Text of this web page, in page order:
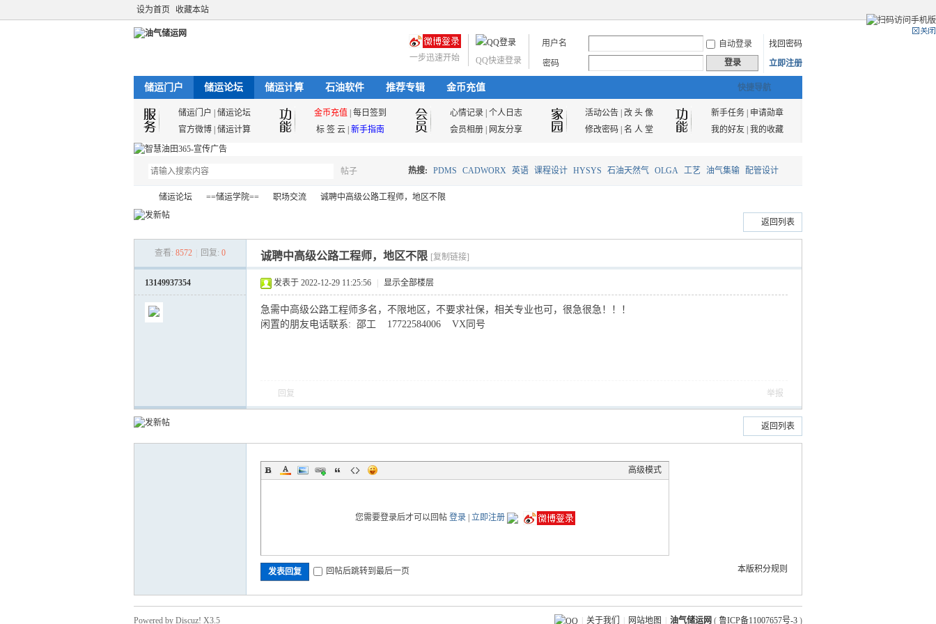
设为首页 收藏本站
用户名 自动登录
找回密码
密码
登录 立即注册
QQ快速登录
一步迅速开始
快捷导航
储运门户 储运论坛 储运计算 石油软件 推荐专辑 金币充值
储运门户 储运论坛 金币充值 每日签到 心情记录 个人日志 活动公告| 改 头 像 新手任务|
申请勋章
官方微博 储运计算 标 签 云 新手指南 会员相册 网友分享 修改密码| 名 人 堂 我的好友| 我的收藏
帖子
搜
索
热搜: PDMS CADWORX 英语 课程设计 HYSYS 石油天然气 OLGA 工艺 油气集输 配管设计
油气储运
储运论坛 ==储运学院==
›
职场交流
›
诚聘中高级公路工程师，地区不限
返回列表
查看: 8572 回复: 0 诚聘中高级公路工程师，地区不限 [复制链接]
13149937354 发表于 2022-12-29 11:25:56 显示全部楼层
急需中高级公路工程师多名，不限地区，不要求社保，相关专业也可，很急很急！！！
闲置的朋友电话联系: 邵工 17722584006 VX同号
回复 举报
返回列表
高级模式
您需要登录后才可以回帖 登录| 立即注册
本版积分规则
发表回复 回帖后跳转到最后一页
关于我们 网站地图 油气储运网 ( 鲁ICP备11007657号-3 )
Powered by Discuz! X3.5